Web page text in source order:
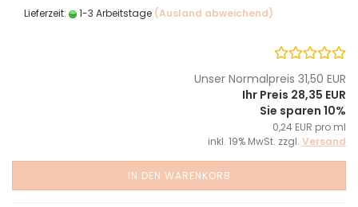
Lieferzeit: 1-3 Arbeitstage (Ausland abweichend)
Unser Normalpreis 31,50 EUR
Ihr Preis 28,35 EUR
Sie sparen 10%
0,24 EUR pro ml
inkl. 19% MwSt. zzgl. Versand
IN DEN WARENKORB